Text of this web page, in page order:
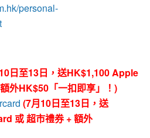
personal-
日至13日，送HK$1,100 Apple
外HK$50「一扣即享」！)
(7月10日至13日，送
或 超市禮券 + 額外